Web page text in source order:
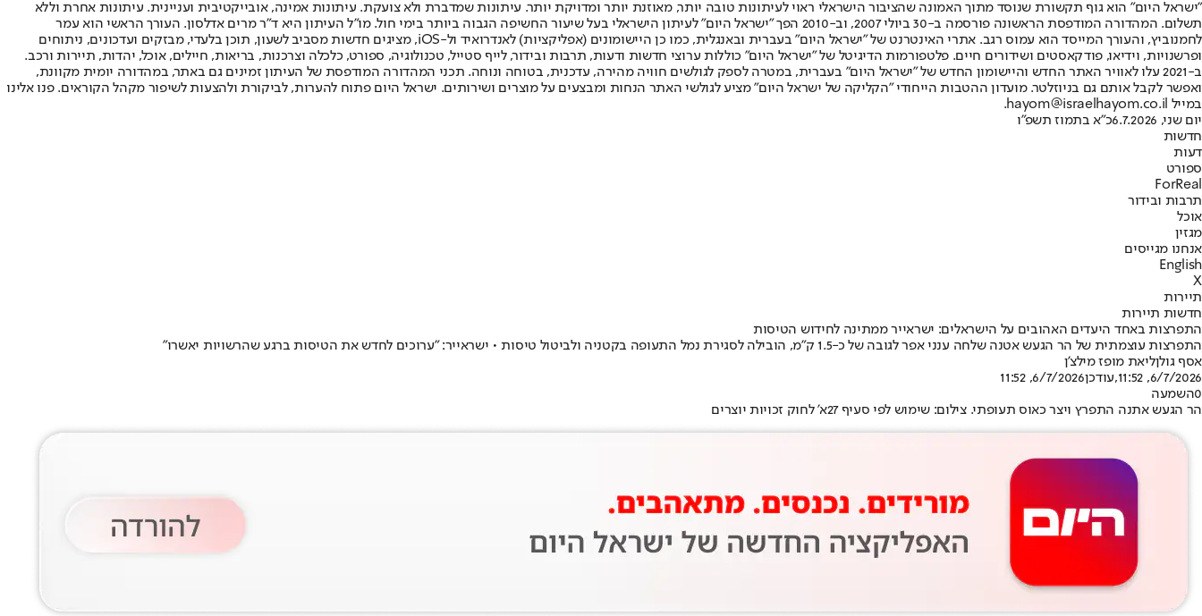
"ישראל היום" הוא גוף תקשורת שנוסד מתוך האמונה שהציבור הישראלי ראוי לעיתונות טובה יותר, מאוזנת יותר ומדויקת יותר. עיתונות שמדברת ולא צועקת. עיתונות אמינה, אובייקטיבית ועניינית. עיתונות אחרת וללא
תשלום. המהדורה המודפסת הראשונה פורסמה ב-30 ביולי 2007, וב-2010 הפך "ישראל היום" לעיתון הישראלי בעל שיעור החשיפה הגבוה ביותר בימי חול. מו"ל העיתון היא ד"ר מרים אדלסון. העורך הראשי הוא עמר
לחמנוביץ, והעורך המייסד הוא עמוס רגב. אתרי האינטרנט של "ישראל היום" בעברית ובאנגלית, כמו כן היישומונים (אפליקציות) לאנדרואיד ול-iOS, מציגים חדשות מסביב לשעון, תוכן בלעדי, מבזקים ועדכונים, ניתוחים
ופרשנויות, וידיאו, פודקאסטים ושידורים חיים. פלטפורמות הדיגיטל של "ישראל היום" כוללות ערוצי חדשות ודעות, תרבות ובידור, לייף סטייל, טכנולוגיה, ספורט, כלכלה וצרכנות, בריאות, חיילים, אוכל, יהדות, תיירות ורכב.
ב-2021 עלו לאוויר האתר החדש והיישומון החדש של "ישראל היום" בעברית, במטרה לספק לגולשים חוויה מהירה, עדכנית, בטוחה ונוחה. תכני המהדורה המודפסת של העיתון זמינים גם באתר, במהדורה יומית מקוונת,
ואפשר לקבל אותם גם בניוזלטר. מועדון ההטבות הייחודי "הקליקה של ישראל היום" מציע לגולשי האתר הנחות ומבצעים על מוצרים ושירותים. ישראל היום פתוח להערות, לביקורת ולהצעות לשיפור מקהל הקוראים. פנו אלינו
במייל hayom@israelhayom.co.il.
יום שני, 6.7.2026
כ"א בתמוז תשפ"ו
חדשות
דעות
ספורט
ForReal
תרבות ובידור
אוכל
מגזין
אנחנו מגייסים
English
X
תיירות
חדשות תיירות
התפרצות באחד היעדים האהובים על הישראלים: ישראייר ממתינה לחידוש הטיסות
התפרצות עוצמתית של הר הגעש אטנה שלחה ענני אפר לגובה של כ-1.5 ק"מ, הובילה לסגירת נמל התעופה בקטניה ולביטול טיסות • ישראייר: "ערוכים לחדש את הטיסות ברגע שהרשויות יאשרו"
אסף גולןליאת מופז מילצ'ן
6/7/2026, 11:52
,עודכן6/7/2026, 11:52
0השמעה
הר הגעש אתנה התפרץ ויצר כאוס תעופתי. צילום: שימוש לפי סעיף 27א' לחוק זכויות יוצרים